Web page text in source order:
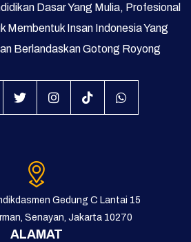
Dasar Yang Mulia, Profesional
Membentuk Insan Indonesia Yang
Berlandaskan Gotong Royong
Gedung C Lantai 15
Senayan, Jakarta 10270
ALAMAT